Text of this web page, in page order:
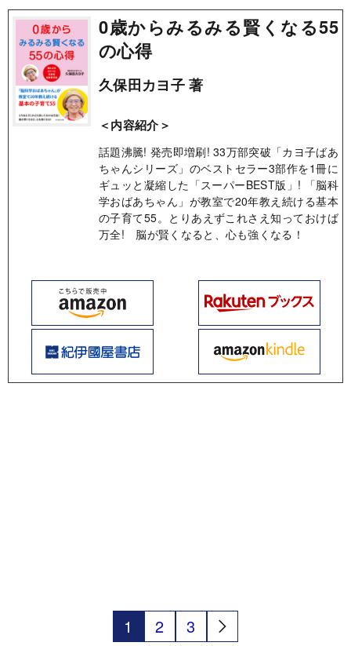
0歳からみるみる賢くなる55
の心得
久保田カヨ子 著
＜内容紹介＞
話題沸騰! 発売即増刷! 33万部突破「カヨ子ばあ
ちゃんシリーズ」のベストセラー3部作を1冊に
ギュッと凝縮した「スーパーBEST版」! 「脳科
学おばあちゃん」が教室で20年教え続ける基本
の子育て55。とりあえずこれさえ知っておけば
万全! 脳が賢くなると、心も強くなる！
1 2 3